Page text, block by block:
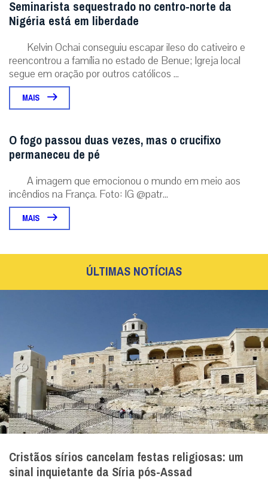
Seminarista sequestrado no centro-norte da
Nigéria está em liberdade
Kelvin Ochai conseguiu escapar ileso do cativeiro e
reencontrou a família no estado de Benue; Igreja local
segue em oração por outros católicos ...
MAIS
O fogo passou duas vezes, mas o crucifixo
permaneceu de pé
A imagem que emocionou o mundo em meio aos
incêndios na França. Foto: IG @patr...
MAIS
ÚLTIMAS NOTÍCIAS
Cristãos sírios cancelam festas religiosas: um
sinal inquietante da Síria pós-Assad